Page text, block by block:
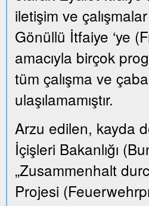
iletişim ve
Gönüllü İtfaiye ‘ye
amacıyla birçok
tüm çalışma ve
ulaşılamamıştır.
Arzu edilen, kayda
İçişleri Bakanlığı
„Zusammenhalt
Projesi